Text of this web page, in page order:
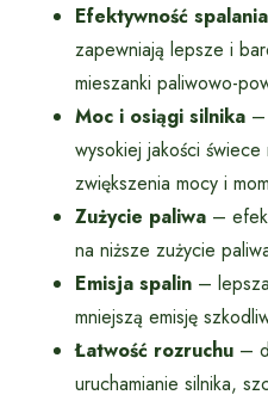
Efektywność spalania
zapewniają lepsze i
mieszanki paliwowo-
Moc i osiągi silnika –
wysokiej jakości
zwiększenia mocy i
Zużycie paliwa –
na niższe zużycie
Emisja spalin –
mniejszą emisję
Łatwość rozruchu –
uruchamianie silnika,